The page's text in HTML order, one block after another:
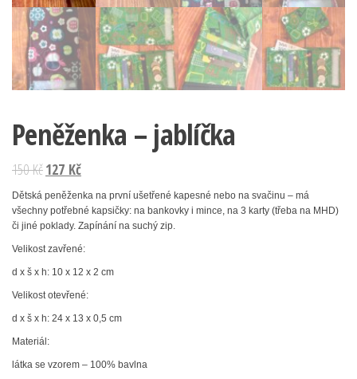
Peněženka – jablíčka
150KčOriginal
price
was:
150 Kč.
127 KčCurrent
price
is:
127 Kč.
Dětská peněženka na první ušetřené kapesné nebo na svačinu – má
všechny potřebné kapsičky: na bankovky i mince, na 3 karty (třeba na MHD)
či jiné poklady. Zapínání na suchý zip.
Velikost zavřené:
d x š x h: 10 x 12 x 2 cm
Velikost otevřené:
d x š x h: 24 x 13 x 0,5 cm
Materiál :
látka se vzorem – 100% bavlna